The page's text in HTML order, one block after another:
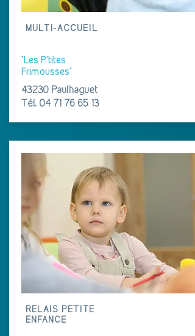
MULTI-ACCUEIL
"Les P'tites
Frimousses"
43230 Paulhaguet
Tél. 04 71 76 65 13
RELAIS PETITE
ENFANCE